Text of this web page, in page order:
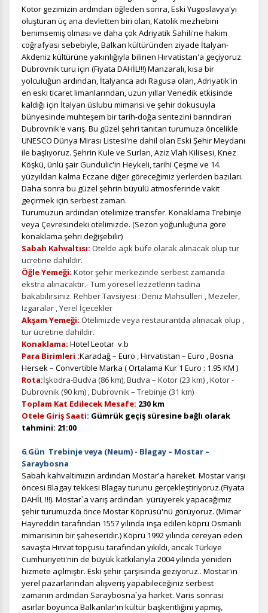
ÇEREZ KULLANIM AYARLARINIZ
Çerez tercihlerinizi belirleyin
Daha fazla bilgi için
gizlilik koşullarınıinceleyebilirsiniz.
Zorunlu Çerezler HER ZAMAN AKTIF
Oturum yönetimi, güvenlik ve temel site işlevleri için
gereklidir. Bu çerezler olmadan site düzgün çalışmaz ve
devre dışı bırakılamaz.
İstatistik Çerezleri
Ziyaretçilerin siteyi nasıl kullandığını anonim olarak
ölçeriz. Hangi sayfaların popüler olduğunu ve
kullanıcıların nerede zorluk yaşadığını anlamamıza
yardımcı olur.
Pazarlama Çerezleri
Kotor gezimizin ardından öğleden sonra, Eski Yugoslavya'yı
oluşturan üç ana devletten biri olan, Katolik mezhebini
benimsemiş olması ve daha çok Adriyatik Sahili'ne hakim
coğrafyası sebebiyle, Balkan kültüründen ziyade İtalyan-
Akdeniz kültürüne yakınlığıyla bilinen Hırvatistan'a geçiyoruz.
Dubrovnik turu için (Fiyata DAHİL!!!) Manzaralı, kısa bir
yolculuğun ardından, İtalyanca adı Ragusa olan, Adriyatik'in
en eski ticaret limanlarından, uzun yıllar Venedik etkisinde
kaldığı için İtalyan üslubu mimarisi ve şehir dokusuyla
bünyesinde muhteşem bir tarih-doğa sentezini barındıran
Dubrovnik'e varış. Bu güzel şehri tanıtan turumuza öncelikle
UNESCO Dünya Mirası Listesi'ne dahil olan Eski Şehir Meydanı
ile başlıyoruz. Şehrin Kule ve Surları, Aziz Vlah Kilisesi, Knez
Köşkü, ünlü şair Gundulic'in Heykeli, tarihi Çeşme ve 14.
yüzyıldan kalma Eczane diğer göreceğimiz yerlerden bazıları.
Daha sonra bu güzel şehrin büyülü atmosferinde vakit
geçirmek için serbest zaman.
Turumuzun ardından otelimize transfer. Konaklama Trebinje
veya Çevresindeki otelimizde. (Sezon yoğunluğuna göre
konaklama şehri değişebilir)
Sabah Kahvaltısı: Otelde açık büfe olarak alınacak olup tur
ücretine dahildir.
Öğle Yemeği: Kotor şehir merkezinde serbest zamanda
ekstra alınacaktır.-Tüm yöresel lezzetlerin tadına
bakabilirsiniz. Rehber Tavsiyesi : Deniz Mahsulleri , Mezeler,
Izgaralar , Yerel İçecekler
Akşam Yemeği: Otelimizde veya restaurantda alınacak olup ,
tur ücretine dahildir.
Konaklama: Hotel Leotar v.b
Para Birimleri :Karadağ – Euro , Hırvatistan – Euro , Bosna
Hersek – Convertible Marka ( Ortalama Kur 1 Euro : 1.95 KM )
Rota:İşkodra-Budva (86 km), Budva – Kotor (23 km) , Kotor -
Dubrovnik (90 km) , Dubrovnik – Trebinje (31 km)
Toplam Kat Edilecek Mesafe: 230 km
Otele Giriş Saati: Gümrük geçiş süresine bağlı olarak
tahmini: 21:00
6.Gün Trebinjeveya (Neum) - Blagay – Mostar –
Saraybosna
Sabah kahvaltımızın ardından Mostar'a hareket. Mostar varışı
öncesi Blagay tekkesi Blagay turunu gerçekleştiriyoruz.(Fiyata
DAHİL !!!). Mostar`a varış ardından yürüyerek yapacağımız
şehir turumuzda önce Mostar Köprüsü'nü görüyoruz. (Mimar
Hayreddin tarafından 1557 yılında inşa edilen köprü Osmanlı
mimarisinin bir şaheseridir.) Köprü 1992 yılında cereyan eden
savaşta Hırvat topçusu tarafından yıkıldı, ancak Türkiye
Cumhuriyeti'nin de büyük katkılarıyla 2004 yılında yeniden
hizmete açılmıştır. Eski şehir çarşısında geziyoruz.. Mostar'ın
yerel pazarlarından alışveriş yapabileceğiniz serbest
zamanın ardından Saraybosna`ya harket. Varis sonrasi
asırlar boyunca Balkanlar'ın kültür başkentliğini yapmış,